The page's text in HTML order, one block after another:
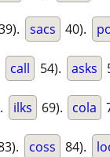
sacs 40).
call 54). asks
ilks 69). cola
coss 84).